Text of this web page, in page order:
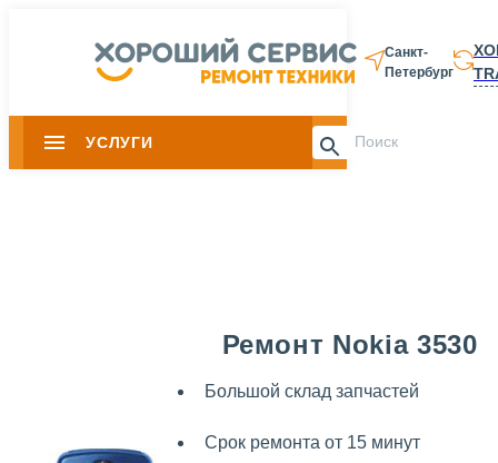
Санкт-
Петербург
УСЛУГИ 8 812 337-
Ремонт Nokia 3530
Большой склад запчастей
Срок ремонта от 15 минут